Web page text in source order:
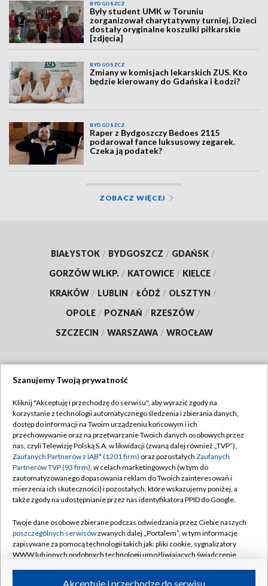
BYDGOSZCZ
Były student UMK w Toruniu
zorganizował charytatywny turniej. Dzieci
dostały oryginalne koszulki piłkarskie
[zdjęcia]
BYDGOSZCZ
Zmiany w komisjach lekarskich ZUS. Kto
będzie kierowany do Gdańska i Łodzi?
BYDGOSZCZ
Raper z Bydgoszczy Bedoes 2115
podarował fance luksusowy zegarek.
Czeka ją podatek?
ZOBACZ WIĘCEJ
BIAŁYSTOK / BYDGOSZCZ / GDAŃSK /
GORZÓW WLKP. / KATOWICE / KIELCE /
KRAKÓW / LUBLIN / ŁÓDŹ / OLSZTYN /
OPOLE / POZNAŃ / RZESZÓW /
SZCZECIN / WARSZAWA / WROCŁAW
TVP
Abonament TVP
Emisja w TVP
Centrum informacji TVP
Naziemna Telewizja Cyfrowa
Rada Programowa
System NOS
Informacje o nadawcy
Regulamin TVP
Polityka prywatności
Moje zgody
Pomoc
Kontakt
Kanały
Szanujemy Twoją prywatność
Kliknij "Akceptuję i przechodzę do serwisu", aby wyrazić zgody na
korzystanie z technologii automatycznego śledzenia i zbierania danych,
dostęp do informacji na Twoim urządzeniu końcowym i ich
przechowywanie oraz na przetwarzanie Twoich danych osobowych przez
nas, czyli Telewizję Polską S.A. w likwidacji (zwaną dalej również „TVP”),
Zaufanych Partnerów z IAB* (1201 firm) oraz pozostałych Zaufanych
Partnerów TVP (93 firm), w celach marketingowych (w tym do
zautomatyzowanego dopasowania reklam do Twoich zainteresowań i
mierzenia ich skuteczności) i pozostałych, które wskazujemy poniżej, a
także zgody na udostępnianie przez nas identyfikatora PPID do Google.
Twoje dane osobowe zbierane podczas odwiedzania przez Ciebie naszych
poszczególnych serwisówzwanych dalej „Portalem”, w tym informacje
zapisywane za pomocą technologii takich jak: pliki cookie, sygnalizatory
WWW lub innych podobnych technologii umożliwiających świadczenie
Akceptuję i przechodzę do serwisu